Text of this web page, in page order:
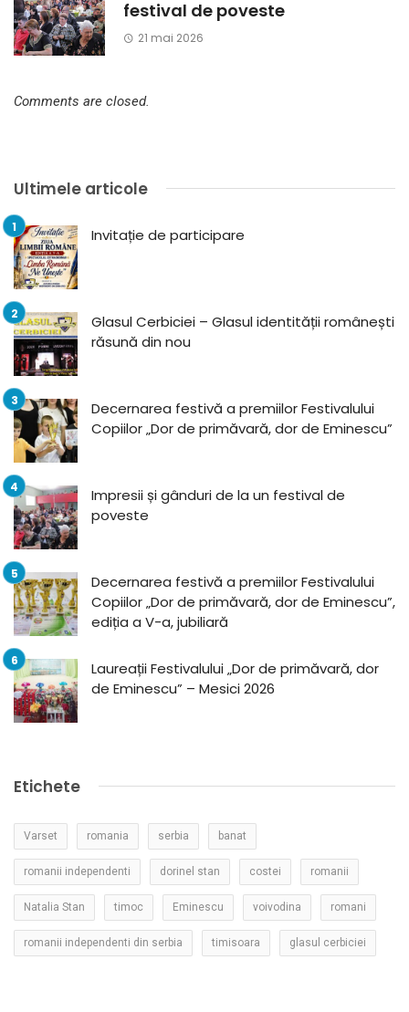
festival de poveste
21 mai 2026
Comments are closed.
Ultimele articole
Invitație de participare
Glasul Cerbiciei – Glasul identității românești
răsună din nou
Decernarea festivă a premiilor Festivalului
Copiilor „Dor de primăvară, dor de Eminescu”
Impresii și gânduri de la un festival de
poveste
Decernarea festivă a premiilor Festivalului
Copiilor „Dor de primăvară, dor de Eminescu”,
ediția a V-a, jubiliară
Laureații Festivalului „Dor de primăvară, dor
de Eminescu” – Mesici 2026
Etichete
Varset romania serbia banat
romanii independenti dorinel stan costei romanii
Natalia Stan timoc Eminescu voivodina romani
romanii independenti din serbia timisoara glasul cerbiciei